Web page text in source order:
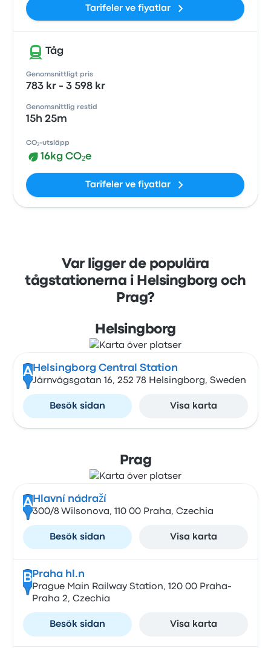
Tarifeler ve fiyatlar
Tåg
Genomsnittligt pris
783 kr - 3 598 kr
Genomsnittlig restid
15h 25m
CO₂-utsläpp
16kg CO₂e
Tarifeler ve fiyatlar
Var ligger de populära
tågstationerna i Helsingborg och
Prag?
Helsingborg
A Helsingborg Central Station
Järnvägsgatan 16, 252 78 Helsingborg, Sweden
Besök sidan Visa karta
Prag
A Hlavní nádraží
300/8 Wilsonova, 110 00 Praha, Czechia
Besök sidan Visa karta
B Praha hl.n
Prague Main Railway Station, 120 00 Praha-
Praha 2, Czechia
Besök sidan Visa karta